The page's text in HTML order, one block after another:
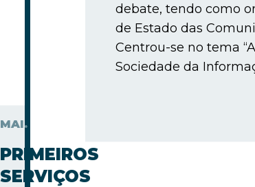
debate, tendo como
de Estado das
Centrou-se no tema
Sociedade da
MAI.
PRIMEIROS
SERVIÇOS